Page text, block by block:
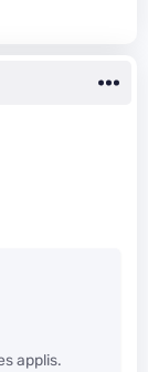
applis.